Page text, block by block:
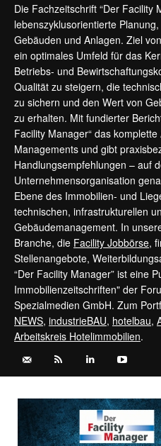
Die Fachzeitschrift “Der Facility
lebenszyklusorientierte
Gebäuden und Anlagen. Ziel
ein optimales Umfeld für das
Betriebs- und
Qualität zu steigern, die
zu sichern und den Wert von
zu erhalten. Mit fundierter
Facility Manager“ das
Managements und gibt
Handlungsempfehlungen – auf
Unternehmensorganisation
Ebene des Immobilien- und
technischen, infrastrukturellen
Gebäudemanagement. In
Branche, die Facility Jobbörse,
Stellenangebote,
“Der Facility Manager” ist eine
Immobilienzeitschriften" der
Spezialmedien GmbH. Zum
NEWS, industrieBAU, hotelbau,
Arbeitskreis Hotelimmobilien.
Kontaktieren Sie uns: